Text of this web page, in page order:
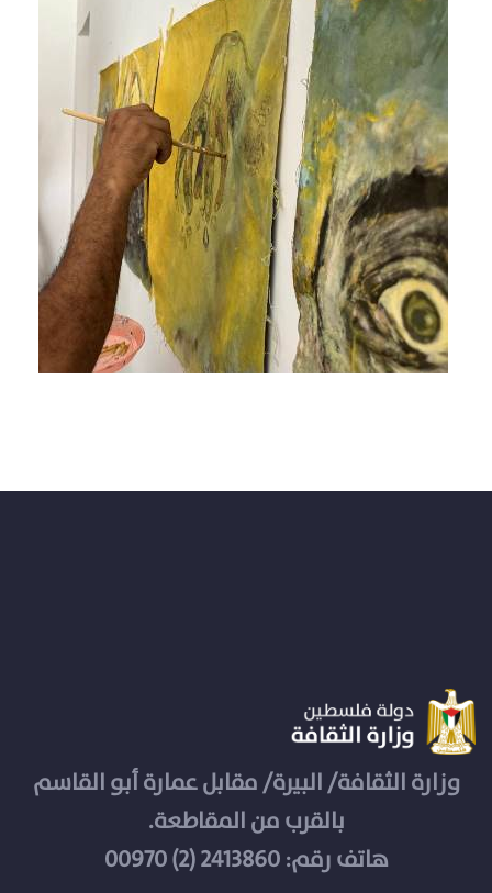
وزارة الثقافة/ البيرة/ مقابل عمارة أبو القاسم
بالقرب من المقاطعة.
هاتف رقم: 2413860 (2) 00970